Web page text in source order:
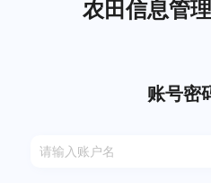
农田信息管
账号密